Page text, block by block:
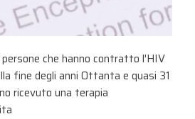
che hanno contratto l'HIV
fine degli anni Ottanta e quasi 31
ricevuto una terapia